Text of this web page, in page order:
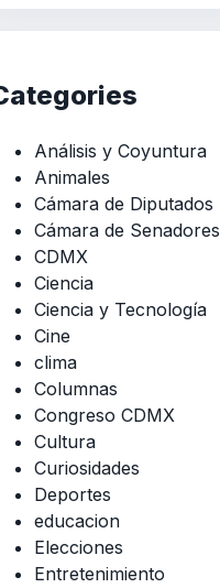
Análisis y Coyuntura
Animales
Cámara de Diputados
Cámara de Senadores
CDMX
Ciencia
Ciencia y Tecnología
Cine
clima
Columnas
Congreso CDMX
Cultura
Curiosidades
Deportes
educacion
Elecciones
Entretenimiento